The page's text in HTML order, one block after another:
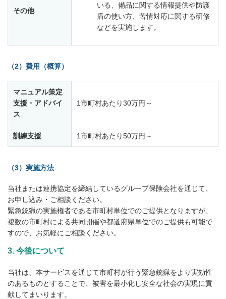
その他
いる、備品に関する情報提供や防護
盾の使い方、苦情対応に関する研修
などを実施します。
（2）費用（概算）
マニュアル策定
支援・アドバイ
ス
1市町村あたり30万円～
訓練支援 1市町村あたり50万円～
（3）実施方法
当社または連携協定を締結しているグループ保険会社を通じて、
お申し込み・ご相談ください。
緊急銃猟の実施権者である市町村単位でのご提供となりますが、
複数の市町村による共同開催や都道府県単位でのご提供も可能で
すので、お気軽にご相談ください。
3. 今後について
当社は、本サービスを通じて市町村が行う緊急銃猟をより実効性
のあるものとすることで、被害を最小化し安全な社会の実現に貢
献してまいります。